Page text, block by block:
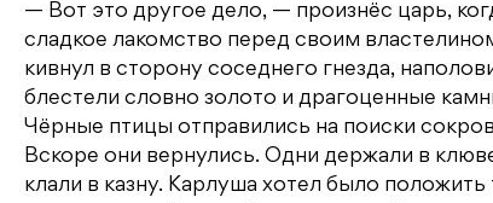
— Вот это другое дело, — произнёс царь,
сладкое лакомство перед своим
кивнул в сторону соседнего гнезда,
блестели словно золото и драгоценные
Чёрные птицы отправились на поиски
Вскоре они вернулись. Одни держали в
клали в казну. Карлуша хотел было